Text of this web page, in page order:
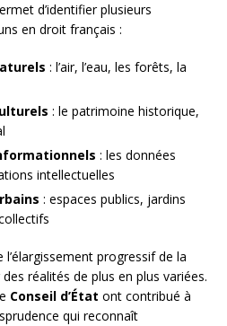
d’identifier plusieurs
en droit français :
: l’air, l’eau, les forêts, la
: le patrimoine historique,
: les données
intellectuelles
: espaces publics, jardins
progressif de la
réalités de plus en plus variées.
Conseil d’État ont contribué à
qui reconnaît